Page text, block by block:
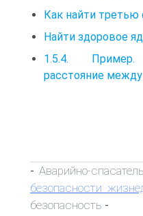
Как найти третью
Найти здоровое
1.5.4.
расстояние
- Аварийно-
безопасности
безопасность -